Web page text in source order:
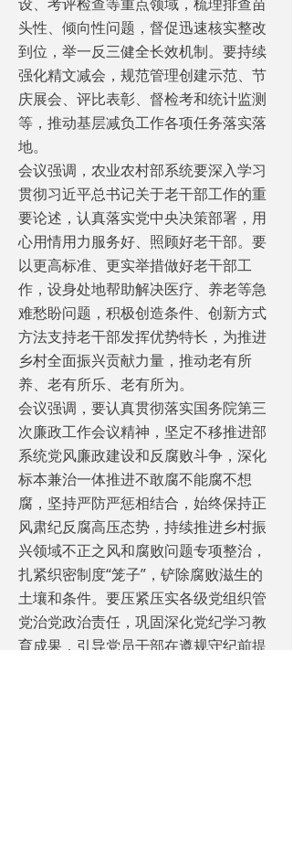
头性、倾向性问题，督促迅速核实整改
到位，举一反三健全长效机制。要持续
强化精文减会，规范管理创建示范、节
庆展会、评比表彰、督检考和统计监测
等，推动基层减负工作各项任务落实落
地。
会议强调，农业农村部系统要深入学习
贯彻习近平总书记关于老干部工作的重
要论述，认真落实党中央决策部署，用
心用情用力服务好、照顾好老干部。要
以更高标准、更实举措做好老干部工
作，设身处地帮助解决医疗、养老等急
难愁盼问题，积极创造条件、创新方式
方法支持老干部发挥优势特长，为推进
乡村全面振兴贡献力量，推动老有所
养、老有所乐、老有所为。
会议强调，要认真贯彻落实国务院第三
次廉政工作会议精神，坚定不移推进部
系统党风廉政建设和反腐败斗争，深化
标本兼治一体推进不敢腐不能腐不想
腐，坚持严防严惩相结合，始终保持正
风肃纪反腐高压态势，持续推进乡村振
兴领域不正之风和腐败问题专项整治，
扎紧织密制度“笼子”，铲除腐败滋生的
土壤和条件。要压紧压实各级党组织管
党治党政治责任，巩固深化党纪学习教
育成果，引导党员干部在遵规守纪前提